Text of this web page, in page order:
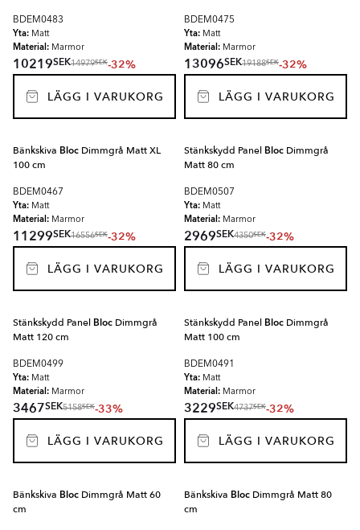
BDEM0483
Yta: Matt
Material: Marmor
10219SEK14979SEK-32%
LÄGG I VARUKORG
BDEM0475
Yta: Matt
Material: Marmor
13096SEK19188SEK-32%
LÄGG I VARUKORG
Bänkskiva Bloc Dimmgrå Matt XL
100 cm
BDEM0467
Yta: Matt
Material: Marmor
11299SEK16556SEK-32%
LÄGG I VARUKORG
Stänkskydd Panel Bloc Dimmgrå
Matt 80 cm
BDEM0507
Yta: Matt
Material: Marmor
2969SEK4350SEK-32%
LÄGG I VARUKORG
Stänkskydd Panel Bloc Dimmgrå
Matt 120 cm
BDEM0499
Yta: Matt
Material: Marmor
3467SEK5158SEK-33%
LÄGG I VARUKORG
Stänkskydd Panel Bloc Dimmgrå
Matt 100 cm
BDEM0491
Yta: Matt
Material: Marmor
3229SEK4737SEK-32%
LÄGG I VARUKORG
Bänkskiva Bloc Dimmgrå Matt 60
cm
Bänkskiva Bloc Dimmgrå Matt 80
cm